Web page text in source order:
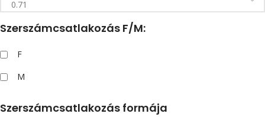
Szerszámcsatlakozás F/M:
F
M
Szerszámcsatlakozás formája